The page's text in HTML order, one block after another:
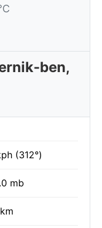
ben,
(312°)
mb